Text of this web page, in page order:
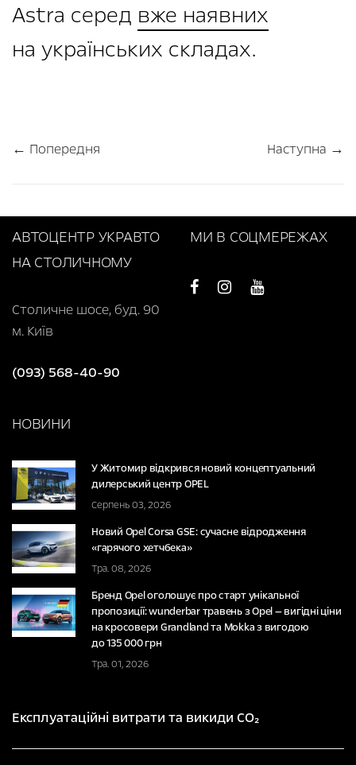
Astra серед вже наявних
на українських складах.
← Попередня Наступна →
АВТОЦЕНТР УКРАВТО
НА СТОЛИЧНОМУ
Столичне шосе, буд. 90
м. Київ
(093) 568-40-90
МИ В СОЦМЕРЕЖАХ
НОВИНИ
У Житомир відкрився новий концептуальний
дилерський центр OPEL
Серпень 03, 2026
Новий Opel Corsa GSE: сучасне відродження
«гарячого хетчбека»
Тра. 08, 2026
Бренд Opel оголошує про старт унікальної
пропозиції: wunderbar травень з Opel — вигідні ціни
на кросовери Grandland та Mokka з вигодою
до 135 000 грн
Тра. 01, 2026
Експлуатаційні витрати та викиди CO₂